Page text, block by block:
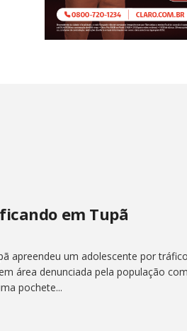
em Tupã
apreendeu um adolescente por
área denunciada pela população
pochete...